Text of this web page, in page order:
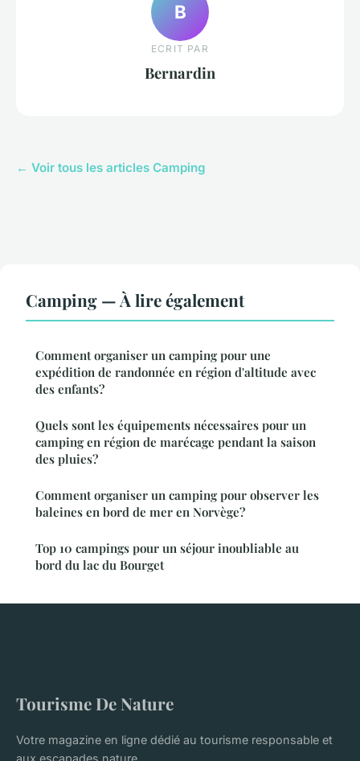
B
ECRIT PAR
Bernardin
← Voir tous les articles Camping
Camping — À lire également
Comment organiser un camping pour une
expédition de randonnée en région d'altitude avec
des enfants?
Quels sont les équipements nécessaires pour un
camping en région de marécage pendant la saison
des pluies?
Comment organiser un camping pour observer les
baleines en bord de mer en Norvège?
Top 10 campings pour un séjour inoubliable au
bord du lac du Bourget
Tourisme De Nature
Votre magazine en ligne dédié au tourisme responsable et